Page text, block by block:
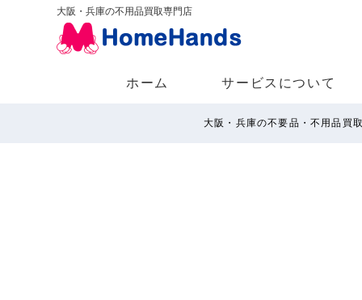
大阪・兵庫の不用品買取専門店
ホーム サービスについて
大阪・兵庫の不要品・不用品買